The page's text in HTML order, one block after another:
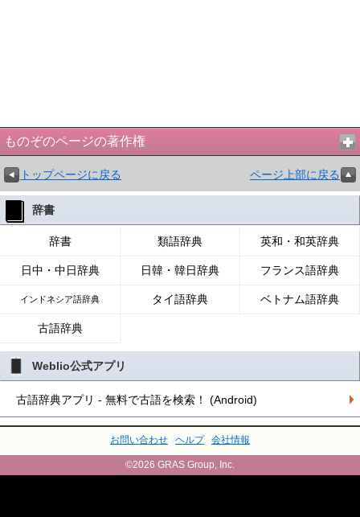
ものぞのページの著作権
トップページに戻る ページ上部に戻る
辞書
辞書 類語辞典 英和・和英辞典
日中・中日辞典 日韓・韓日辞典 フランス語辞典
インドネシア語辞典 タイ語辞典 ベトナム語辞典
古語辞典
Weblio公式アプリ
古語辞典アプリ - 無料で古語を検索！ (Android)
お問い合わせ ヘルプ 会社情報
©2026 GRAS Group, Inc.